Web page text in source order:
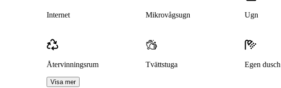
Internet Mikrovågsugn Ugn
Återvinningsrum Tvättstuga Egen dusch
Visa mer